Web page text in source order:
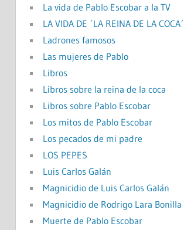
La vida de Pablo Escobar a la TV
LA VIDA DE ´LA REINA DE LA COCA´
Ladrones famosos
Las mujeres de Pablo
Libros
Libros sobre la reina de la coca
Libros sobre Pablo Escobar
Los mitos de Pablo Escobar
Los pecados de mi padre
LOS PEPES
Luis Carlos Galán
Magnicidio de Luis Carlos Galán
Magnicidio de Rodrigo Lara Bonilla
Muerte de Pablo Escobar